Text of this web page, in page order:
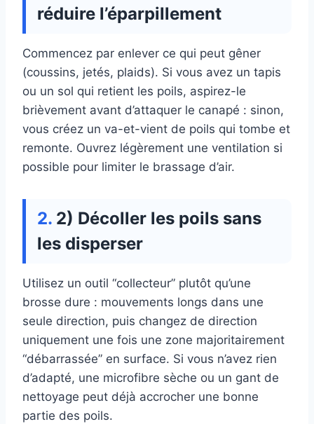
réduire l’éparpillement
Commencez par enlever ce qui peut gêner
(coussins, jetés, plaids). Si vous avez un tapis
ou un sol qui retient les poils, aspirez-le
brièvement avant d’attaquer le canapé : sinon,
vous créez un va-et-vient de poils qui tombe et
remonte. Ouvrez légèrement une ventilation si
possible pour limiter le brassage d’air.
2) Décoller les poils sans
les disperser
Utilisez un outil “collecteur” plutôt qu’une
brosse dure : mouvements longs dans une
seule direction, puis changez de direction
uniquement une fois une zone majoritairement
“débarrassée” en surface. Si vous n’avez rien
d’adapté, une microfibre sèche ou un gant de
nettoyage peut déjà accrocher une bonne
partie des poils.